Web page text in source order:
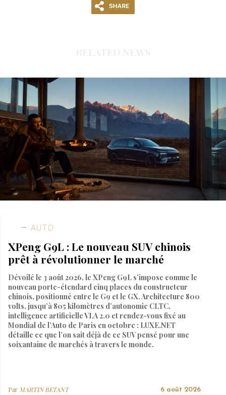
AUTO
XPeng G9L : Le nouveau SUV chinois
prêt à révolutionner le marché
Dévoilé le 3 août 2026, le XPeng G9L s’impose comme le
nouveau porte-étendard cinq places du constructeur
chinois, positionné entre le G9 et le GX. Architecture 800
volts, jusqu’à 805 kilomètres d’autonomie CLTC,
intelligence artificielle VLA 2.0 et rendez-vous fixé au
Mondial de l’Auto de Paris en octobre : LUXE.NET
détaille ce que l’on sait déjà de ce SUV pensé pour une
soixantaine de marchés à travers le monde.
ParMARTIN BETANT 6 août 2026